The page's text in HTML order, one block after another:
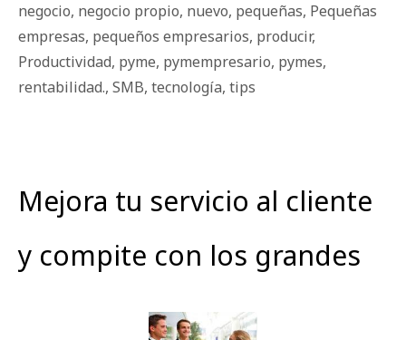
negocio, negocio propio, nuevo, pequeñas, Pequeñas
empresas, pequeños empresarios, producir,
Productividad, pyme, pymempresario, pymes,
rentabilidad., SMB, tecnología, tips
Mejora tu servicio al cliente
y compite con los grandes